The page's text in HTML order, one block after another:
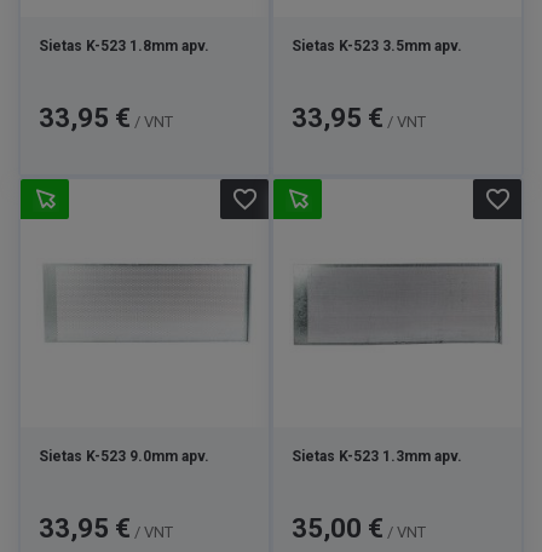
Sietas K-523 1.8mm apv.
Kaina
33,95 € / VNT
Sietas K-523 3.5mm apv.
Kaina
33,95 € / VNT
Sietas K-523 9.0mm apv.
Kaina
33,95 € / VNT
favorite_border
Sietas K-523 1.3mm apv.
Kaina
35,00 € / VNT
favorite_border